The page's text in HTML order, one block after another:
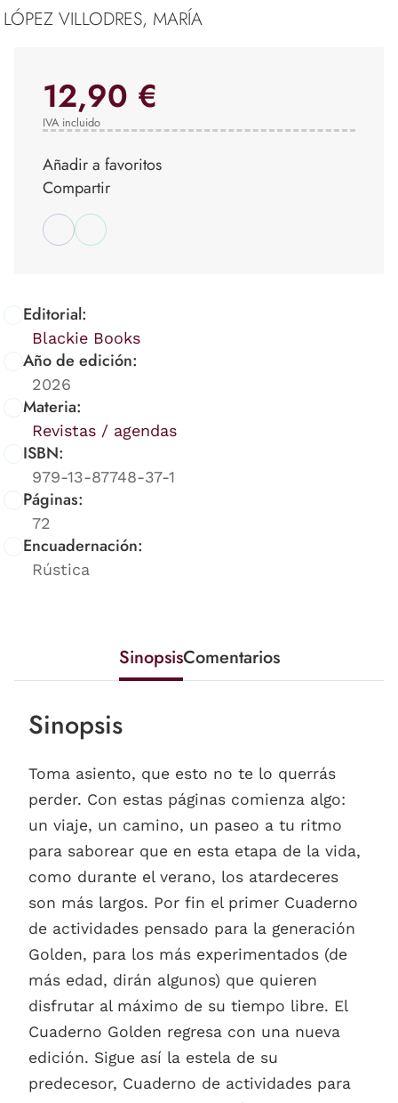
LÓPEZ VILLODRES, MARÍA
Editorial:
Blackie Books
Año de edición:
2026
Materia:
Revistas / agendas
ISBN:
979-13-87748-37-1
Páginas:
72
Encuadernación:
Rústica
12,90 €
IVA incluido
Añadir a favoritos
Compartir
SinopsisComentarios
Sinopsis
Toma asiento, que esto no te lo querrás
perder. Con estas páginas comienza algo:
un viaje, un camino, un paseo a tu ritmo
para saborear que en esta etapa de la vida,
como durante el verano, los atardeceres
son más largos. Por fin el primer Cuaderno
de actividades pensado para la generación
Golden, para los más experimentados (de
más edad, dirán algunos) que quieren
disfrutar al máximo de su tiempo libre. El
Cuaderno Golden regresa con una nueva
edición. Sigue así la estela de su
predecesor, Cuaderno de actividades para